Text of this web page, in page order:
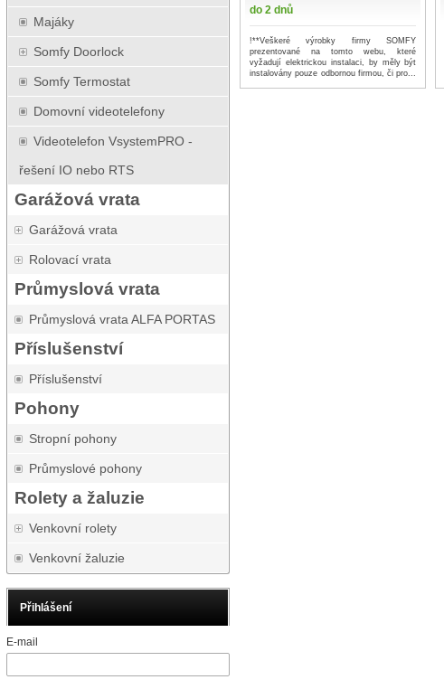
Majáky
Somfy Doorlock
Somfy Termostat
Domovní videotelefony
Videotelefon VsystemPRO -
řešení IO nebo RTS
Garážová vrata
Garážová vrata
Rolovací vrata
Průmyslová vrata
Průmyslová vrata ALFA PORTAS
Příslušenství
Příslušenství
Pohony
Stropní pohony
Průmyslové pohony
Rolety a žaluzie
Venkovní rolety
Venkovní žaluzie
Přihlášení
E-mail
do 2 dnů
!**Veškeré výrobky firmy SOMFY
prezentované na tomto webu, které
vyžadují elektrickou instalaci, by měly být
instalovány pouze odbornou firmou, či pro...